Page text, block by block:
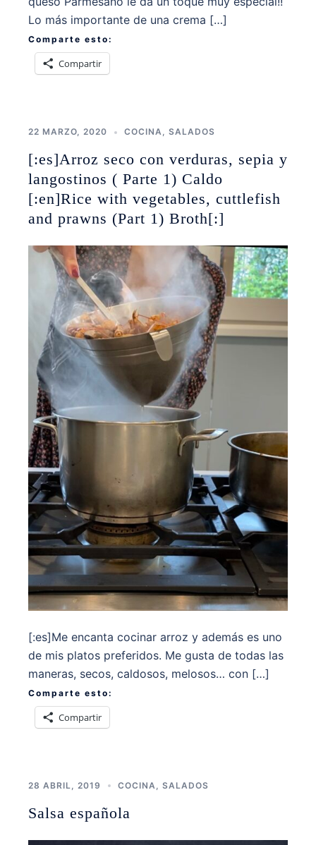
Lo más importante de una crema […]
Comparte esto:
Compartir
22 MARZO, 2020 COCINA, SALADOS
[:es]Arroz seco con verduras, sepia y
langostinos ( Parte 1) Caldo
[:en]Rice with vegetables, cuttlefish
and prawns (Part 1) Broth[:]
[:es]Me encanta cocinar arroz y además es uno
de mis platos preferidos. Me gusta de todas las
maneras, secos, caldosos, melosos… con […]
Comparte esto:
Compartir
28 ABRIL, 2019 COCINA SALADOS
Salsa española